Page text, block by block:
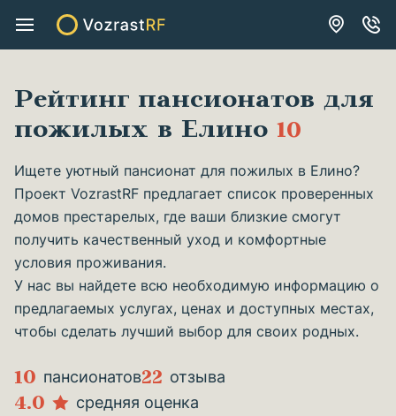
Рейтинг пансионатов для
пожилых в Елино 10
Ищете уютный пансионат для пожилых в Елино?
Проект VozrastRF предлагает список проверенных
домов престарелых, где ваши близкие смогут
получить качественный уход и комфортные
условия проживания.
У нас вы найдете всю необходимую информацию о
предлагаемых услугах, ценах и доступных местах,
чтобы сделать лучший выбор для своих родных.
10 пансионатов22 отзыва
4.0 средняя оценка